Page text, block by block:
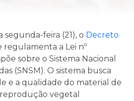
segunda-feira (21), o Decreto
regulamenta a Lei nº
sobre o Sistema Nacional
(SNSM). O sistema busca
e a qualidade do material de
vegetal